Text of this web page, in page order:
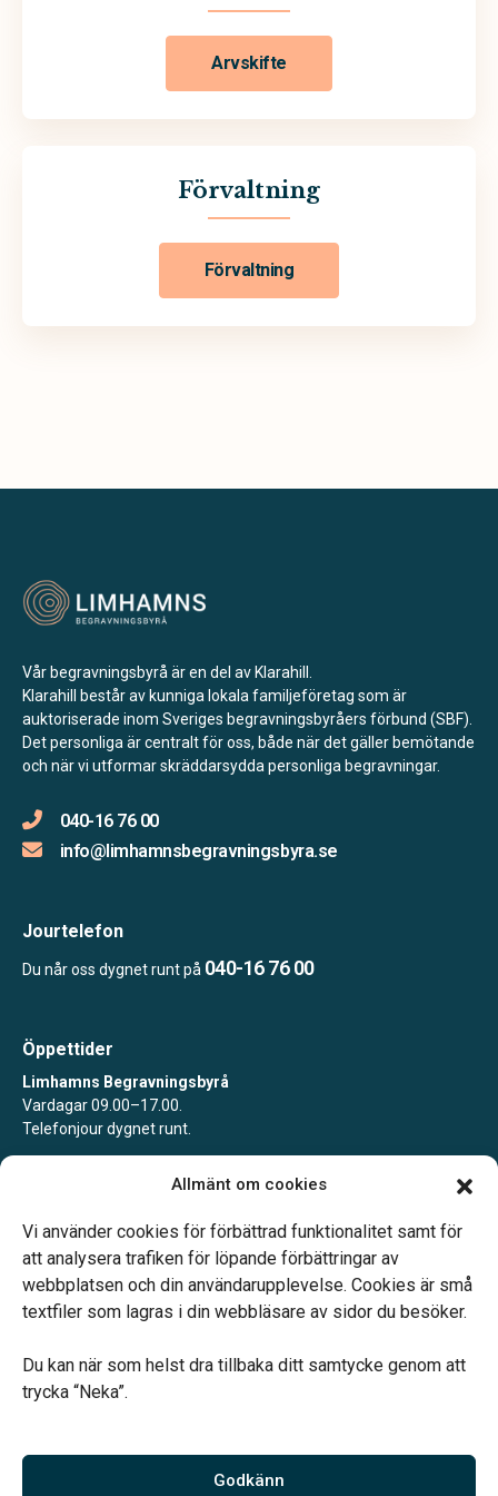
Allmänt om cookies
Vi använder cookies för förbättrad funktionalitet samt för
att analysera trafiken för löpande förbättringar av
webbplatsen och din användarupplevelse. Cookies är små
textfiler som lagras i din webbläsare av sidor du besöker.
Du kan när som helst dra tillbaka ditt samtycke genom att
trycka “Neka”.
Godkänn
Arvskifte
Förvaltning
Förvaltning
Vår begravningsbyrå är en del av Klarahill.
Klarahill består av kunniga lokala familjeföretag som är
auktoriserade inom Sveriges begravningsbyråers förbund (SBF).
Det personliga är centralt för oss, både när det gäller bemötande
och när vi utformar skräddarsydda personliga begravningar.
040-16 76 00
info@limhamnsbegravningsbyra.se
Jourtelefon
Du når oss dygnet runt på 040-16 76 00
Öppettider
Limhamns Begravningsbyrå
Vardagar 09.00–17.00.
Telefonjour dygnet runt.
Limhamns Begravningsbyrå Värnhem
Telefonjour dygnet runt.
Vårt systerbolag Verahill hjälper dig med familjejuridiken –